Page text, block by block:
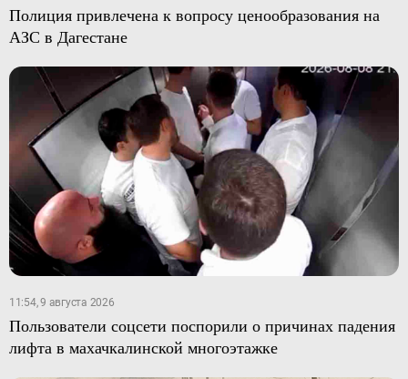
Полиция привлечена к вопросу ценообразования на
АЗС в Дагестане
11:54, 9 августа 2026
Пользователи соцсети поспорили о причинах падения
лифта в махачкалинской многоэтажке